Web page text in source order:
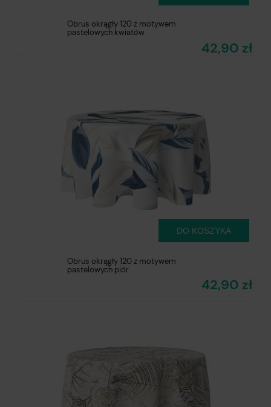
Obrus okrągły 120 z motywem
pastelowych kwiatów
42,90 zł
Obrus okrągły 120 z motywem
pastelowych piór
42,90 zł
DO KOSZYKA